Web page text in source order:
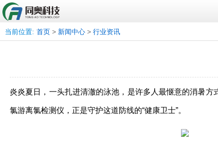
当前位置: 首页 > 新闻中心 > 行业资讯
炎炎夏日，一头扎进清澈的泳池，是许多人最惬意的消暑
氯游离氯检测仪，正是守护这道防线的“健康卫士”。